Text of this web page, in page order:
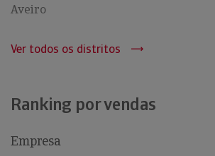
Aveiro
Ver todos os distritos
Ranking por vendas
Empresa